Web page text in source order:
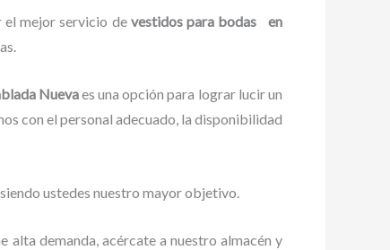
el mejor servicio de vestidos para bodas en
Nuevaes una opción para lograr lucir un
con el personal adecuado, la disponibilidad
ustedes nuestro mayor objetivo.
alta demanda, acércate a nuestro almacén y